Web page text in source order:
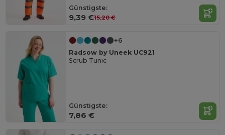
Günstigste:
9,39 €15,20 €
+6
Radsow by Uneek UC921
Scrub Tunic
Günstigste:
7,86 €